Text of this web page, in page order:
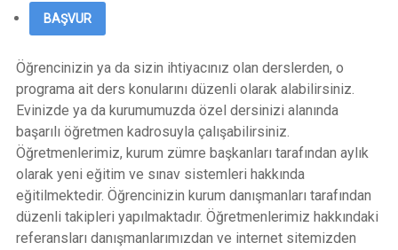
BAŞVUR
Öğrencinizin ya da sizin ihtiyacınız olan derslerden, o
programa ait ders konularını düzenli olarak alabilirsiniz.
Evinizde ya da kurumumuzda özel dersinizi alanında
başarılı öğretmen kadrosuyla çalışabilirsiniz.
Öğretmenlerimiz, kurum zümre başkanları tarafından aylık
olarak yeni eğitim ve sınav sistemleri hakkında
eğitilmektedir. Öğrencinizin kurum danışmanları tarafından
düzenli takipleri yapılmaktadır. Öğretmenlerimiz hakkındaki
referansları danışmanlarımızdan ve internet sitemizden